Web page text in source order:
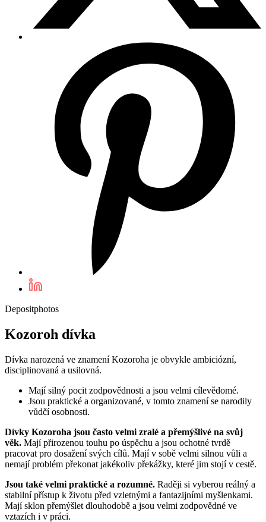
Depositphotos
Kozoroh dívka
Dívka narozená ve znamení Kozoroha je obvykle ambiciózní,
disciplinovaná a usilovná.
Mají silný pocit zodpovědnosti a jsou velmi cílevědomé.
Jsou praktické a organizované, v tomto znamení se narodily
vůdčí osobnosti.
Dívky Kozoroha jsou často velmi zralé a přemýšlivé na svůj
věk. Mají přirozenou touhu po úspěchu a jsou ochotné tvrdě
pracovat pro dosažení svých cílů. Mají v sobě velmi silnou vůli a
nemají problém překonat jakékoliv překážky, které jim stojí v cestě.
Jsou také velmi praktické a rozumné. Raději si vyberou reálný a
stabilní přístup k životu před vzletnými a fantazijními myšlenkami.
Mají sklon přemýšlet dlouhodobě a jsou velmi zodpovědné ve
vztazích i v práci.